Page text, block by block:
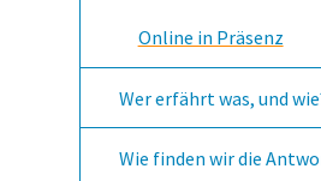
Online in Präsenz
Wer erfährt was, und
Wie finden wir die